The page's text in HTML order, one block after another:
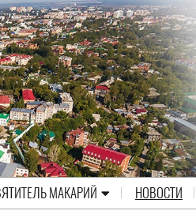
МАКАРИЙ НОВОСТИ